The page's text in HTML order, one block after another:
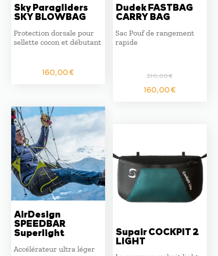
Sky Paragliders
SKY BLOWBAG
Protection dorsale pour
sellette cocon et débutant
160,00€
Dudek FASTBAG
CARRY BAG
Sac Pouf de rangement
rapide
210,00€
Le
prix
160,00€Le
AirDesign
SPEEDBAR
Superlight
Accélérateur ultra léger
Supair COCKPIT 2
LIGHT